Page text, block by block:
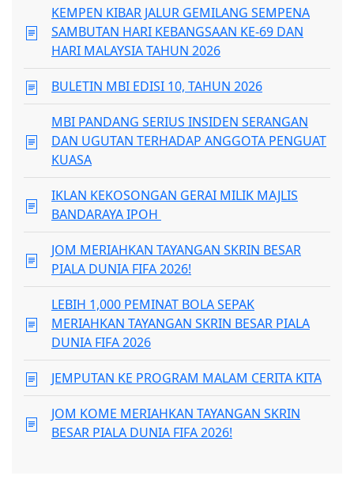
KEMPEN KIBAR JALUR GEMILANG SEMPENA
SAMBUTAN HARI KEBANGSAAN KE-69 DAN
HARI MALAYSIA TAHUN 2026
BULETIN MBI EDISI 10, TAHUN 2026
MBI PANDANG SERIUS INSIDEN SERANGAN
DAN UGUTAN TERHADAP ANGGOTA PENGUAT
KUASA
IKLAN KEKOSONGAN GERAI MILIK MAJLIS
BANDARAYA IPOH
JOM MERIAHKAN TAYANGAN SKRIN BESAR
PIALA DUNIA FIFA 2026!
LEBIH 1,000 PEMINAT BOLA SEPAK
MERIAHKAN TAYANGAN SKRIN BESAR PIALA
DUNIA FIFA 2026
JEMPUTAN KE PROGRAM MALAM CERITA KITA
JOM KOME MERIAHKAN TAYANGAN SKRIN
BESAR PIALA DUNIA FIFA 2026!